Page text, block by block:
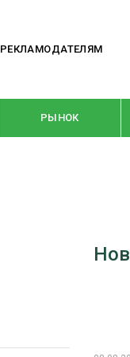
РЕКЛАМОДАТЕЛЯМ
РЫНОК
WOODEX-2021
СУШКА